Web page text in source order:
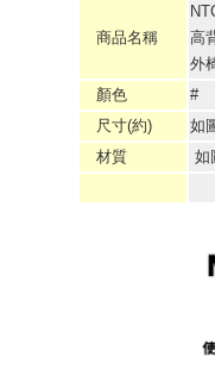
商品名稱
高
外
顏色
#
尺寸(約)
如
材質
如